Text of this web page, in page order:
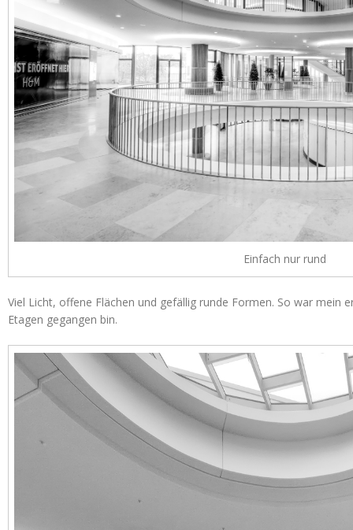
Einfach nur rund
Viel Licht, offene Flächen und gefällig runde Formen. So war mein
Etagen gegangen bin.